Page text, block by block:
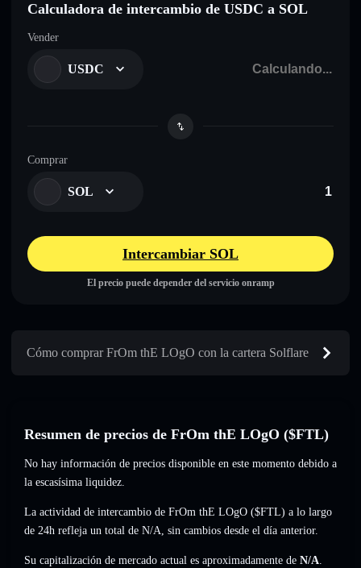
Calculadora de intercambio de USDC a SOL
Vender
USDC
Comprar
SOL
Intercambiar SOL
El precio puede depender del servicio onramp
Cómo comprar FrOm thE LOgO con la cartera Solflare
Resumen de precios de FrOm thE LOgO ($FTL)
No hay información de precios disponible en este momento debido a
la escasísima liquidez.
La actividad de intercambio de FrOm thE LOgO ($FTL) a lo largo
de 24h refleja un total de N/A, sin cambios desde el día anterior.
Su capitalización de mercado actual es aproximadamente de N/A.